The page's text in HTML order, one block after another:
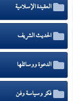
العقيدة الإسلامية
الحديث الشريف
الدعوة ووسائلها
فكر وسياسة وفن